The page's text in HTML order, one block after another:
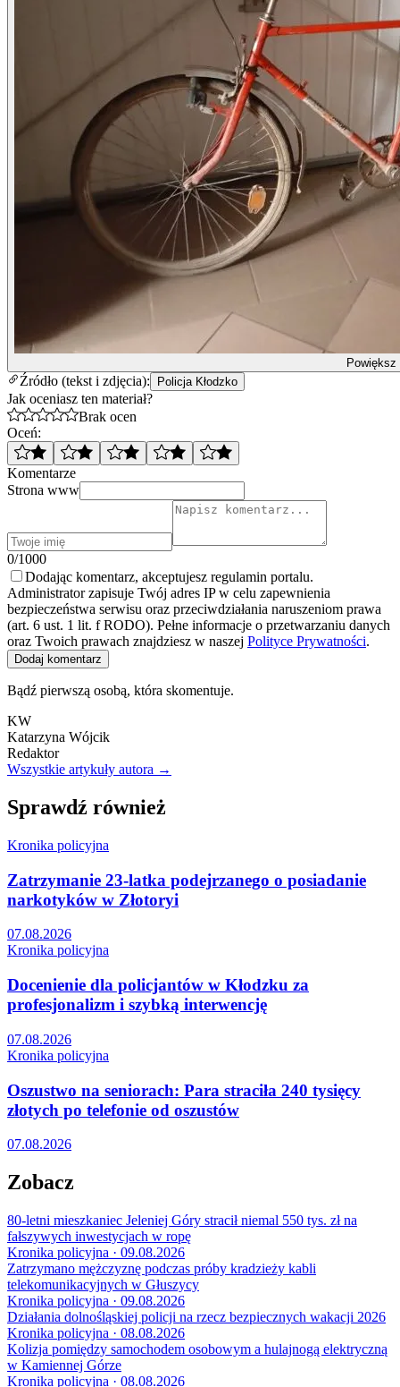
Powiększ
Źródło (tekst i zdjęcia): Policja Kłodzko
Jak oceniasz ten materiał?
Brak ocen
Oceń:
Komentarze
Strona www
0/1000
Dodając komentarz, akceptujesz regulamin portalu.
Administrator zapisuje Twój adres IP w celu zapewnienia
bezpieczeństwa serwisu oraz przeciwdziałania naruszeniom prawa
(art. 6 ust. 1 lit. f RODO). Pełne informacje o przetwarzaniu danych
oraz Twoich prawach znajdziesz w naszej Polityce Prywatności.
Dodaj komentarz
Bądź pierwszą osobą, która skomentuje.
KW
Katarzyna Wójcik
Redaktor
Wszystkie artykuły autora →
Sprawdź również
Kronika policyjna
Zatrzymanie 23-latka podejrzanego o posiadanie
narkotyków w Złotoryi
07.08.2026
Kronika policyjna
Docenienie dla policjantów w Kłodzku za
profesjonalizm i szybką interwencję
07.08.2026
Kronika policyjna
Oszustwo na seniorach: Para straciła 240 tysięcy
złotych po telefonie od oszustów
07.08.2026
Zobacz
80-letni mieszkaniec Jeleniej Góry stracił niemal 550 tys. zł na
fałszywych inwestycjach w ropę
Kronika policyjna · 09.08.2026
Zatrzymano mężczyznę podczas próby kradzieży kabli
telekomunikacyjnych w Głuszycy
Kronika policyjna · 09.08.2026
Działania dolnośląskiej policji na rzecz bezpiecznych wakacji 2026
Kronika policyjna · 08.08.2026
Kolizja pomiędzy samochodem osobowym a hulajnogą elektryczną
w Kamiennej Górze
Kronika policyjna · 08.08.2026